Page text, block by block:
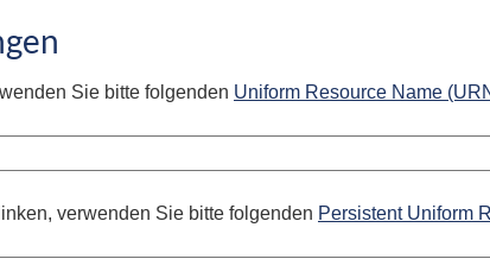
Sie bitte folgenden Uniform Resource Name
verwenden Sie bitte folgenden Persistent Uniform